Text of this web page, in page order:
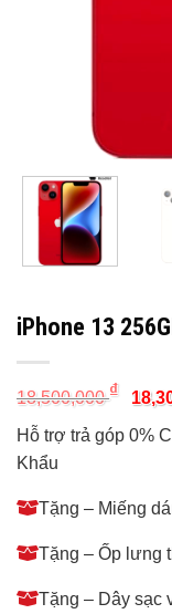
iPhone 13
18,500,000₫
price
was:
Hỗ trợ trả góp 0%
Khẩu
Tặng – Miếng
Tặng – Ốp lưng
Tặng – Dây sạc